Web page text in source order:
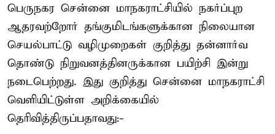
பெருநகர சென்னை மாநகராட்சியில் நகர்ப்புற
ஆதரவற்றோர் தங்குமிடங்களுக்கான நிலையான
செயல்பாட்டு வழிமுறைகள் குறித்து தன்னார்வ
தொண்டு நிறுவனத்தினருக்கான பயிற்சி இன்று
நடைபெற்றது. இது குறித்து சென்னை மாநகராட்சி
வெளியிட்டுள்ள அறிக்கையில்
தெரிவித்திருப்பதாவது:-